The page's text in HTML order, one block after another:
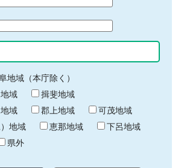
地域（本庁除く）
域
揖斐地域
域
郡上地域
可茂地域
地域
恵那地域
下呂地域
県外